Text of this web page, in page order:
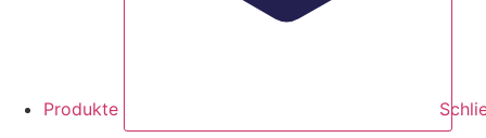
Produkte